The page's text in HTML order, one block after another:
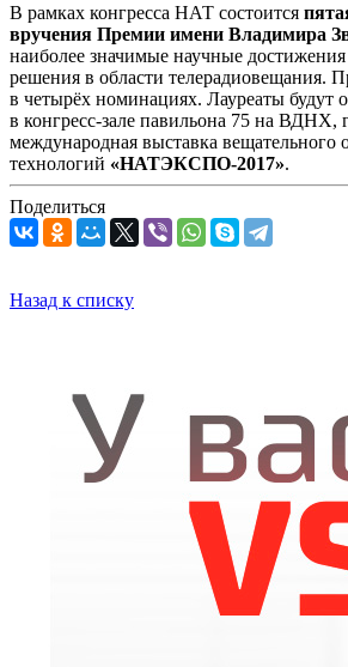
В рамках конгресса НАТ состоится
вручения Премии имени Владимира
наиболее значимые научные
решения в области телерадиовещания.
в четырёх номинациях. Лауреаты будут
в конгресс-зале павильона 75 на ВДНХ,
международная выставка вещательного
технологий «НАТЭКСПО-2017».
Поделиться
Назад к списку